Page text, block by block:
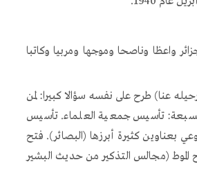
وناصحا وموجها ومربيا وكاتبا
بين سنة 1913 (تاريخ عودته من اليتونة) وسنة 1940 (تاريخ رحيله عنا) طرح على نفسه سؤالا كبيرا: لمن
تأسيس جمعية العلماء. تأسيس
بعناوين كثيرة أبرزها (البصائر). فتح
الموط (مجالس التذكير من حديث البشير